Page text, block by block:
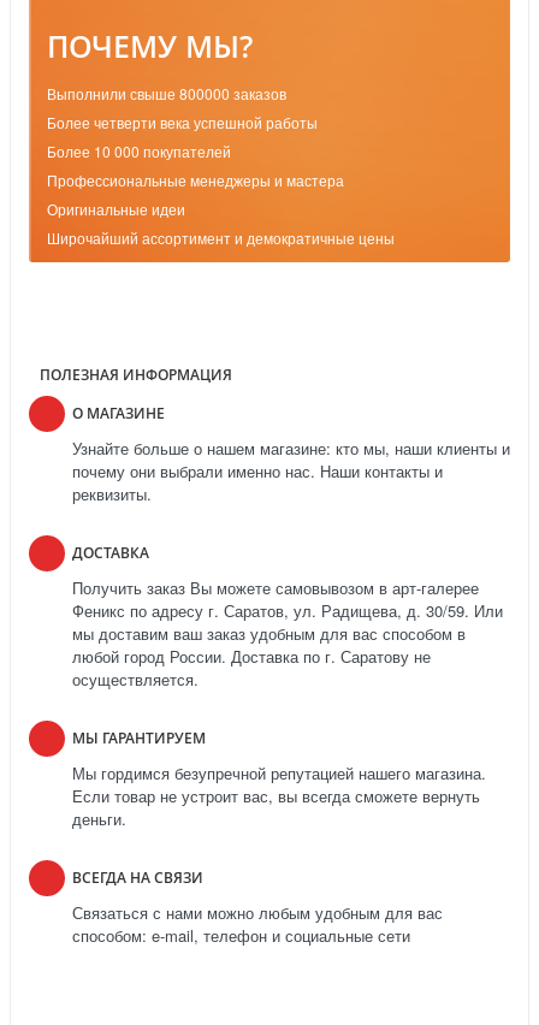
ПОЧЕМУ МЫ?
Выполнили свыше 800000 заказов
Более четверти века успешной работы
Более 10 000 покупателей
Профессиональные менеджеры и мастера
Оригинальные идеи
Широчайший ассортимент и демократичные цены
ПОЛЕЗНАЯ ИНФОРМАЦИЯ
О МАГАЗИНЕ
Узнайте больше о нашем магазине: кто мы, наши клиенты и
почему они выбрали именно нас. Наши контакты и
реквизиты.
ДОСТАВКА
Получить заказ Вы можете самовывозом в арт-галерее
Феникс по адресу г. Саратов, ул. Радищева, д. 30/59. Или
мы доставим ваш заказ удобным для вас способом в
любой город России. Доставка по г. Саратову не
осуществляется.
МЫ ГАРАНТИРУЕМ
Мы гордимся безупречной репутацией нашего магазина.
Если товар не устроит вас, вы всегда сможете вернуть
деньги.
ВСЕГДА НА СВЯЗИ
Связаться с нами можно любым удобным для вас
способом: e-mail, телефон и социальные сети